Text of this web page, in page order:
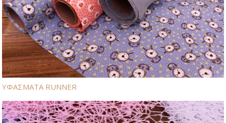
ΥΦΑΣΜΑΤΑ RUNNER